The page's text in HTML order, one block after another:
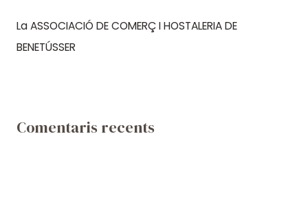
La ASSOCIACIÓ DE COMERÇ I HOSTALERIA DE
BENETÚSSER
Comentaris recents